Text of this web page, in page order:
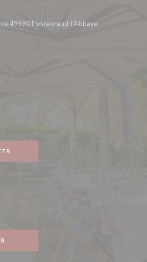
49590 Fontevraud-l'Abbaye